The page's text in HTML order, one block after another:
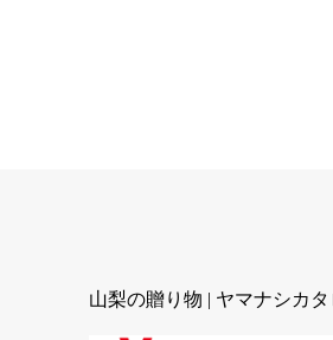
山梨の贈り物 | ヤマナシカ